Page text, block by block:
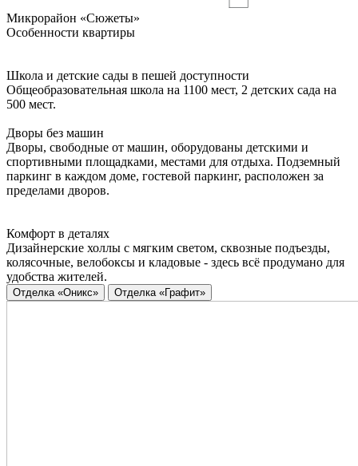
Микрорайон «Сюжеты»
Особенности квартиры
Школа и детские сады в пешей доступности
Общеобразовательная школа на 1100 мест, 2 детских сада на
500 мест.
Дворы без машин
Дворы, свободные от машин, оборудованы детскими и
спортивными площадками, местами для отдыха. Подземный
паркинг в каждом доме, гостевой паркинг, расположен за
пределами дворов.
Комфорт в деталях
Дизайнерские холлы с мягким светом, сквозные подъезды,
колясочные, велобоксы и кладовые - здесь всё продумано для
удобства жителей.
Отделка «Оникс» Отделка «Графит»